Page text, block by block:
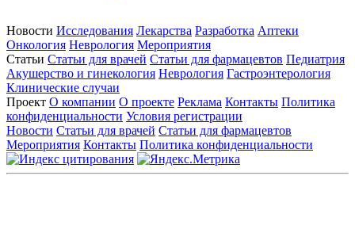
Новости Исследования Лекарства Разработка Аптеки
Онкология Неврология Мероприятия
Статьи Статьи для врачей Статьи для фармацевтов Педиатрия
Акушерство и гинекология Неврология Гастроэнтерология
Клинические случаи
Проект О компании О проекте Реклама Контакты Политика
конфиденциальности Условия регистрации
Новости Статьи для врачей Статьи для фармацевтов
Мероприятия Контакты Политика конфиденциальности